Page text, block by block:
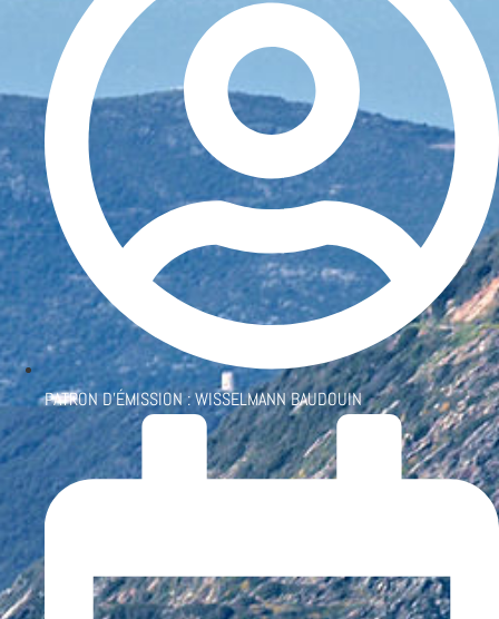
PATRON D'ÉMISSION :WISSELMANN BAUDOUIN